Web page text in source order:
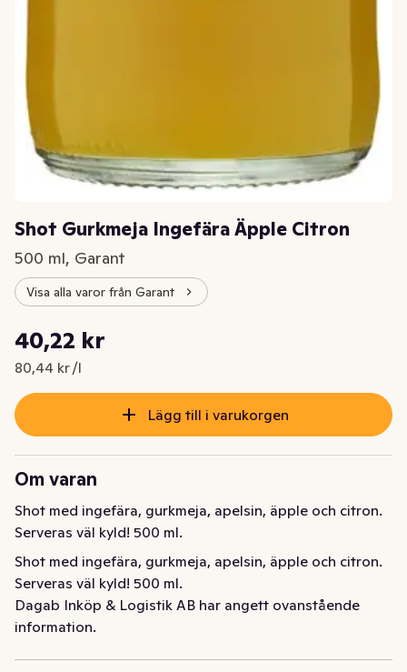
Shot Gurkmeja Ingefära Äpple Citron
500 ml, Garant
Visa alla varor från Garant
Nuvarande pris är: 40,22 kr
40,22 kr
80,44 kr /l
Styckpris: 80,44 kr /l
Lägg till i varukorgen
Om varan
Shot med ingefära, gurkmeja, apelsin, äpple och citron.
Serveras väl kyld! 500 ml.
Shot med ingefära, gurkmeja, apelsin, äpple och citron.
Serveras väl kyld! 500 ml.
Dagab Inköp & Logistik AB har angett ovanstående
information.